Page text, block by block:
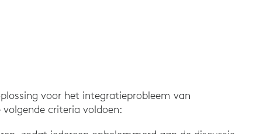
voor het integratieprobleem van
criteria voldoen: